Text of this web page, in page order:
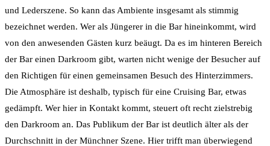
und Lederszene. So kann das Ambiente insgesamt als stimmig
bezeichnet werden. Wer als Jüngerer in die Bar hineinkommt, wird
von den anwesenden Gästen kurz beäugt. Da es im hinteren Bereich
der Bar einen Darkroom gibt, warten nicht wenige der Besucher auf
den Richtigen für einen gemeinsamen Besuch des Hinterzimmers.
Die Atmosphäre ist deshalb, typisch für eine Cruising Bar, etwas
gedämpft. Wer hier in Kontakt kommt, steuert oft recht zielstrebig
den Darkroom an. Das Publikum der Bar ist deutlich älter als der
Durchschnitt in der Münchner Szene. Hier trifft man überwiegend